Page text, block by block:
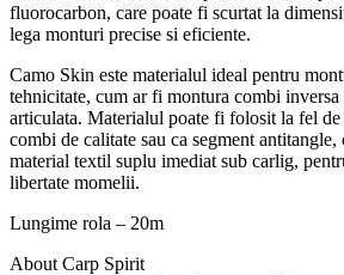
fluorocarbon, care poate fi scurtat la
lega monturi precise si eficiente.
Camo Skin este materialul ideal pentru
tehnicitate, cum ar fi montura combi inversa
articulata. Materialul poate fi folosit la fel
combi de calitate sau ca segment
material textil suplu imediat sub carlig,
libertate momelii.
Lungime rola – 20m
About Carp Spirit